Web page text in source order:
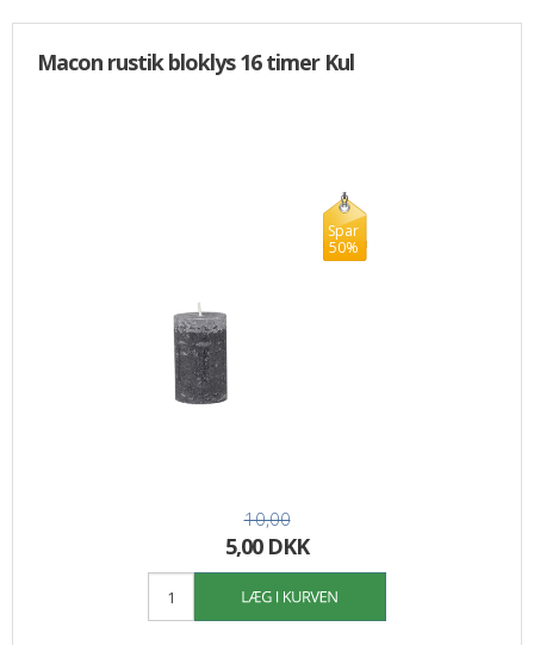
Macon rustik bloklys 16 timer Kul
Spar
50%
10,00
5,00 DKK